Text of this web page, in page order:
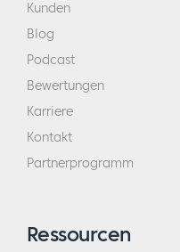
Kunden
Blog
Podcast
Bewertungen
Karriere
Kontakt
Partnerprogramm
Ressourcen